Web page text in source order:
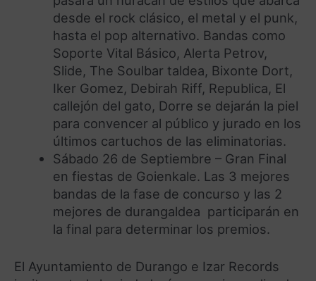
desde el rock clásico, el metal y el punk,
hasta el pop alternativo. Bandas como
Soporte Vital Básico, Alerta Petrov,
Slide, The Soulbar taldea, Bixonte Dort,
Iker Gomez, Debirah Riff, Republica, El
callejón del gato, Dorre se dejarán la piel
para convencer al público y jurado en los
últimos cartuchos de las eliminatorias.
Sábado 26 de Septiembre – Gran Final
en fiestas de Goienkale. Las 3 mejores
bandas de la fase de concurso y las 2
mejores de durangaldea participarán en
la final para determinar los premios.
El Ayuntamiento de Durango e Izar Records